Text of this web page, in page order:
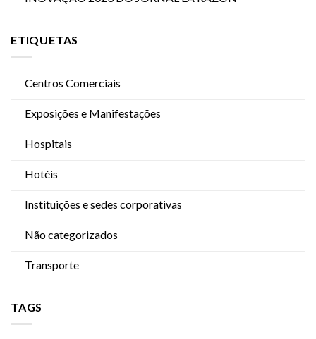
ETIQUETAS
Centros Comerciais
Exposições e Manifestações
Hospitais
Hotéis
Instituições e sedes corporativas
Não categorizados
Transporte
TAGS